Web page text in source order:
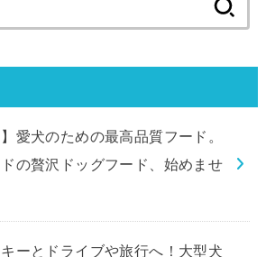
索:
愛犬のための最高品質フード。
の贅沢ドッグフード、始めませ
キーとドライブや旅行へ！大型犬